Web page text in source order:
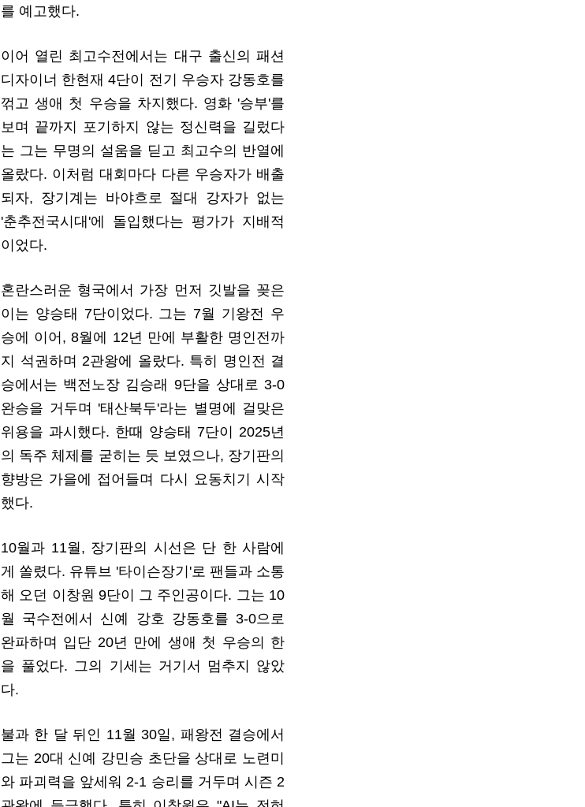
를 예고했다.
이어 열린 최고수전에서는 대구 출신의 패션
디자이너 한현재 4단이 전기 우승자 강동호를
꺾고 생애 첫 우승을 차지했다. 영화 '승부'를
보며 끝까지 포기하지 않는 정신력을 길렀다
는 그는 무명의 설움을 딛고 최고수의 반열에
올랐다. 이처럼 대회마다 다른 우승자가 배출
되자, 장기계는 바야흐로 절대 강자가 없는
'춘추전국시대'에 돌입했다는 평가가 지배적
이었다.
혼란스러운 형국에서 가장 먼저 깃발을 꽂은
이는 양승태 7단이었다. 그는 7월 기왕전 우
승에 이어, 8월에 12년 만에 부활한 명인전까
지 석권하며 2관왕에 올랐다. 특히 명인전 결
승에서는 백전노장 김승래 9단을 상대로 3-0
완승을 거두며 '태산북두'라는 별명에 걸맞은
위용을 과시했다. 한때 양승태 7단이 2025년
의 독주 체제를 굳히는 듯 보였으나, 장기판의
향방은 가을에 접어들며 다시 요동치기 시작
했다.
10월과 11월, 장기판의 시선은 단 한 사람에
게 쏠렸다. 유튜브 '타이슨장기'로 팬들과 소통
해 오던 이창원 9단이 그 주인공이다. 그는 10
월 국수전에서 신예 강호 강동호를 3-0으로
완파하며 입단 20년 만에 생애 첫 우승의 한
을 풀었다. 그의 기세는 거기서 멈추지 않았
다.
불과 한 달 뒤인 11월 30일, 패왕전 결승에서
그는 20대 신예 강민승 초단을 상대로 노련미
와 파괴력을 앞세워 2-1 승리를 거두며 시즌 2